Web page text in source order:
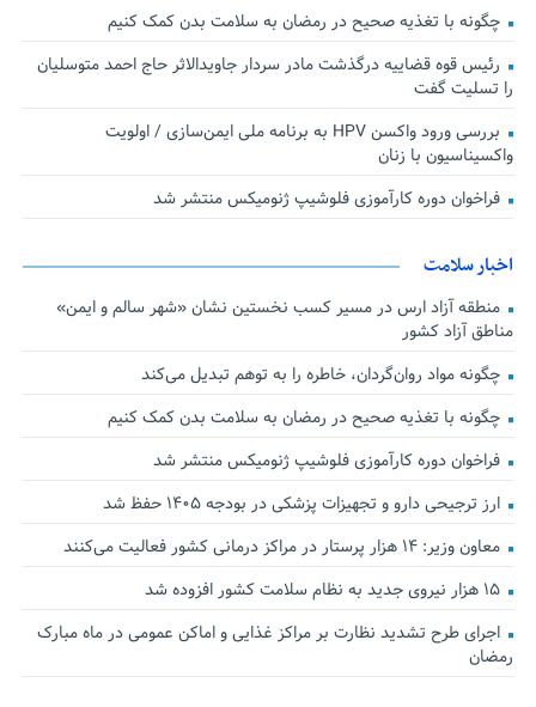
چگونه با تغذیه صحیح در رمضان به سلامت بدن کمک کنیم
رئیس قوه قضاییه درگذشت مادر سردار جاویدالاثر حاج احمد متوسلیان
را تسلیت گفت
بررسی ورود واکسن HPV به برنامه ملی ایمن‌سازی / اولویت
واکسیناسیون با زنان
فراخوان دوره کارآموزی فلوشیپ ژنومیکس منتشر شد
اخبار سلامت
منطقه آزاد ارس در مسیر کسب نخستین نشان «شهر سالم و ایمن»
مناطق آزاد کشور
چگونه مواد روان‌گردان، خاطره را به توهم تبدیل می‌کند
چگونه با تغذیه صحیح در رمضان به سلامت بدن کمک کنیم
فراخوان دوره کارآموزی فلوشیپ ژنومیکس منتشر شد
ارز ترجیحی دارو و تجهیزات پزشکی در بودجه ۱۴۰۵ حفظ شد
معاون وزیر: ۱۴ هزار پرستار در مراکز درمانی کشور فعالیت می‌کنند
۱۵ هزار نیروی جدید به نظام سلامت کشور افزوده شد
اجرای طرح تشدید نظارت بر مراکز غذایی و اماکن عمومی در ماه مبارک
رمضان